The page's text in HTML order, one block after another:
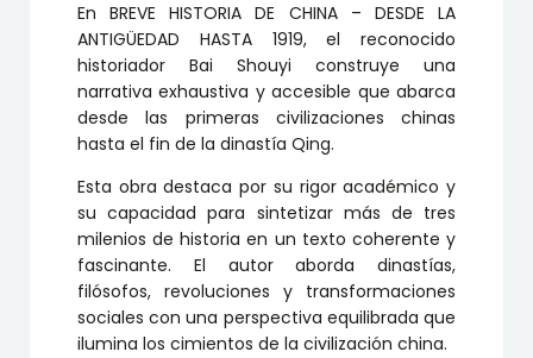
En BREVE HISTORIA DE CHINA – DESDE LA
ANTIGÜEDAD HASTA 1919, el reconocido
historiador Bai Shouyi construye una
narrativa exhaustiva y accesible que abarca
desde las primeras civilizaciones chinas
hasta el fin de la dinastía Qing.
Esta obra destaca por su rigor académico y
su capacidad para sintetizar más de tres
milenios de historia en un texto coherente y
fascinante. El autor aborda dinastías,
filósofos, revoluciones y transformaciones
sociales con una perspectiva equilibrada que
ilumina los cimientos de la civilización china.